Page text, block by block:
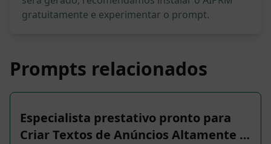
gratuitamente e experimentar o prompt.
Prompts relacionados
Especialista prestativo pronto para
Criar Textos de Anúncios Altamente …